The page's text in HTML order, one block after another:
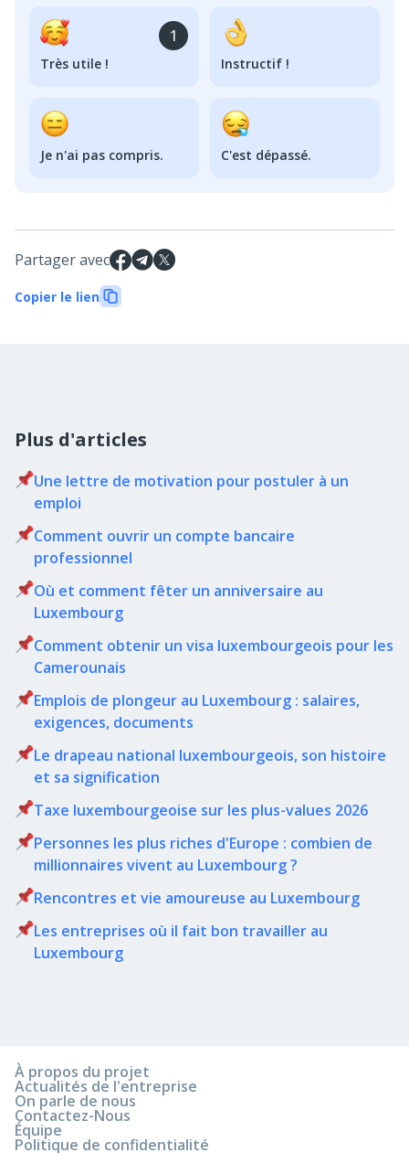
1
Très utile ! Instructif !
Je n'ai pas compris. C'est dépassé.
Partager avec
Copier le lien
Plus d'articles
Une lettre de motivation pour postuler à un
emploi
Comment ouvrir un compte bancaire
professionnel
Où et comment fêter un anniversaire au
Luxembourg
Comment obtenir un visa luxembourgeois pour les
Camerounais
Emplois de plongeur au Luxembourg : salaires,
exigences, documents
Le drapeau national luxembourgeois, son histoire
et sa signification
Taxe luxembourgeoise sur les plus-values 2026
Personnes les plus riches d'Europe : combien de
millionnaires vivent au Luxembourg ?
Rencontres et vie amoureuse au Luxembourg
Les entreprises où il fait bon travailler au
Luxembourg
À propos du projet
Actualités de l'entreprise
On parle de nous
Contactez-Nous
Équipe
Politique de confidentialité